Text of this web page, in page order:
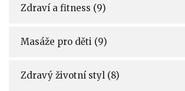
Zdraví a fitness (9)
Masáže pro děti (9)
Zdravý životní styl (8)